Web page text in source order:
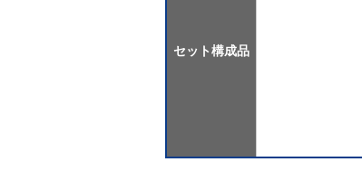
セット構成品